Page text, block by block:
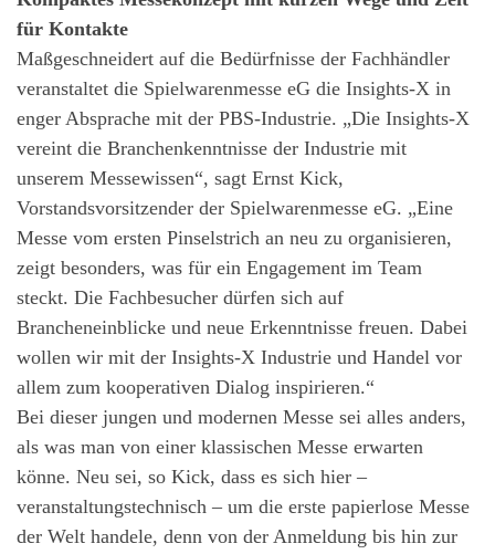
für Kontakte
Maßgeschneidert auf die Bedürfnisse der Fachhändler
veranstaltet die Spielwarenmesse eG die Insights-X in
enger Absprache mit der PBS-Industrie. „Die Insights-X
vereint die Branchenkenntnisse der Industrie mit
unserem Messewissen“, sagt Ernst Kick,
Vorstandsvorsitzender der Spielwarenmesse eG. „Eine
Messe vom ersten Pinselstrich an neu zu organisieren,
zeigt besonders, was für ein Engagement im Team
steckt. Die Fachbesucher dürfen sich auf
Brancheneinblicke und neue Erkenntnisse freuen. Dabei
wollen wir mit der Insights-X Industrie und Handel vor
allem zum kooperativen Dialog inspirieren.“
Bei dieser jungen und modernen Messe sei alles anders,
als was man von einer klassischen Messe erwarten
könne. Neu sei, so Kick, dass es sich hier –
veranstaltungstechnisch – um die erste papierlose Messe
der Welt handele, denn von der Anmeldung bis hin zur